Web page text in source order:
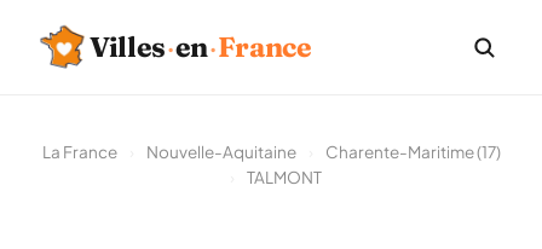
Villes·en·France
La France Nouvelle-Aquitaine
Charente-Maritime (17)
TALMONT